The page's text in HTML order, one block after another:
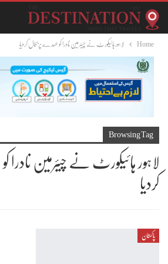
Home لاہور ہائیکورٹ نے چیئرمین نادرا کو عہدے پربحال کردیا
Browsing Tag
لاہور ہائیکورٹ نے چیئرمین نادرا
کردیا
پاکستان